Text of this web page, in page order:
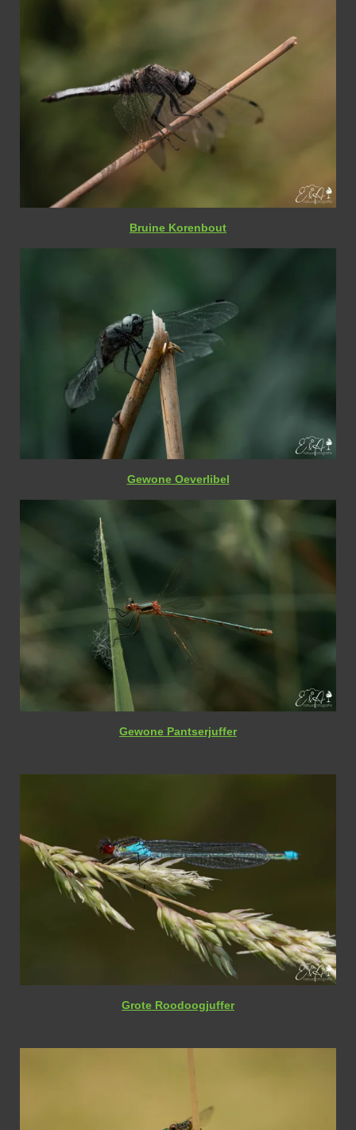
Bruine Korenbout
Gewone Oeverlibel
Gewone Pantserjuffer
Grote Roodoogjuffer